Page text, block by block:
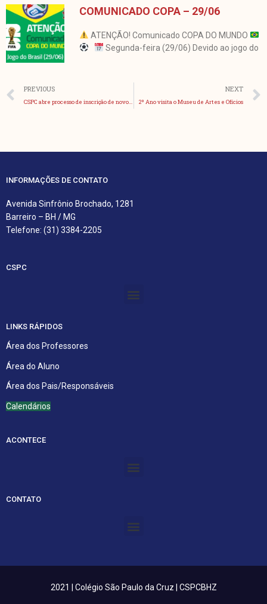
COMUNICADO COPA – 29/06
ATENÇÃO! Comunicado COPA DO MUNDO
Segunda-feira (29/06) Devido ao jogo do
Anterior
PREVIOUS
CSPC abre processo de inscrição de novos alunos pela Internet
NEXT
2º Ano visita o Museu de Artes e Ofícios
INFORMAÇÕES DE CONTATO
Avenida Sinfrônio Brochado, 1281
Barreiro – BH / MG
Telefone: (31) 3384-2205
CSPC
Menu
LINKS RÁPIDOS
Área dos Professores
Área do Aluno
Área dos Pais/Responsáveis
Calendários
ACONTECE
Menu
CONTATO
Menu
2021 | Colégio São Paulo da Cruz | CSPCBHZ